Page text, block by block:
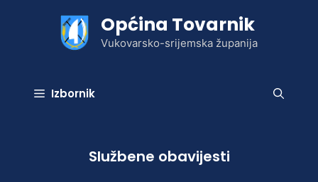
Općina Tovarnik
Vukovarsko-srijemska županija
Izbornik
Službene obavijesti